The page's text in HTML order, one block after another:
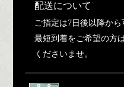
配送について
ご指定は7日後以降から
最短到着をご希望の方
くださいませ。